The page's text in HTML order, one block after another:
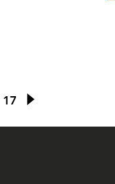
17